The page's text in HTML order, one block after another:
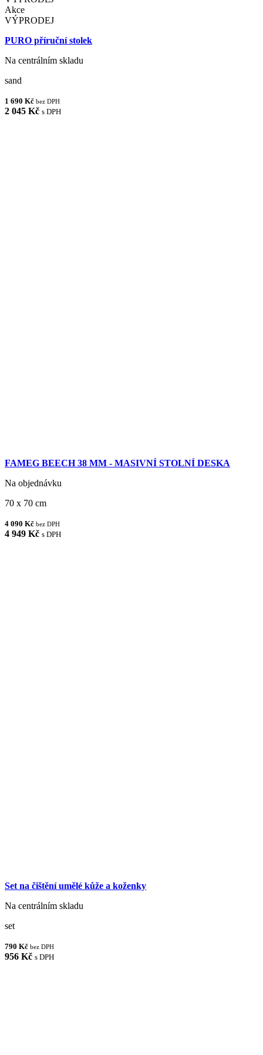
Akce
VÝPRODEJ
PURO příruční stolek
Na centrálním skladu
sand
1 690 Kč bez DPH
2 045 Kč s DPH
FAMEG BEECH 38 MM - MASIVNÍ STOLNÍ DESKA
Na objednávku
70 x 70 cm
4 090 Kč bez DPH
4 949 Kč s DPH
Set na čištění umělé kůže a koženky
Na centrálním skladu
set
790 Kč bez DPH
956 Kč s DPH